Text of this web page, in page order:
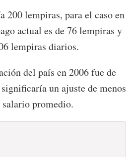
200 lempiras, para el caso en
actual es de 76 lempiras y
lempiras diarios.
del país en 2006 fue de
un ajuste de menos
promedio.